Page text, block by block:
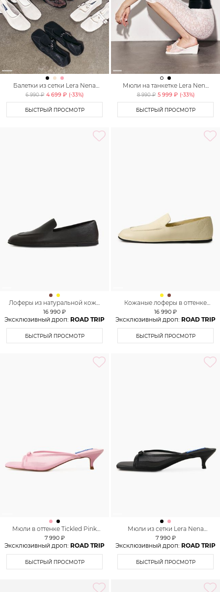
Балетки из сетки Lera Nena
Unreal
6 990 ₽ 4 699 ₽ (-33%)
БЫСТРЫЙ ПРОСМОТР
Мюли на танкетке Lera Nena
Unreal
8 990 ₽ 5 999 ₽ (-33%)
БЫСТРЫЙ ПРОСМОТР
Лоферы из натуральной кожи
Lera Nena
16 990 ₽
Эксклюзивный дроп: ROAD TRIP
БЫСТРЫЙ ПРОСМОТР
Кожаные лоферы в оттенке
Pale Banana Lera Nena
16 990 ₽
Эксклюзивный дроп: ROAD TRIP
БЫСТРЫЙ ПРОСМОТР
Мюли в оттенке Tickled Pink
Lera Nena Unreal
7 990 ₽
Эксклюзивный дроп: ROAD TRIP
БЫСТРЫЙ ПРОСМОТР
Мюли из сетки Lera Nena
Unreal
7 990 ₽
Эксклюзивный дроп: ROAD TRIP
БЫСТРЫЙ ПРОСМОТР